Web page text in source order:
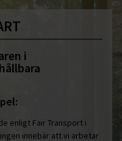
i
enligt Fair Transport i
innebär att vi arbetar